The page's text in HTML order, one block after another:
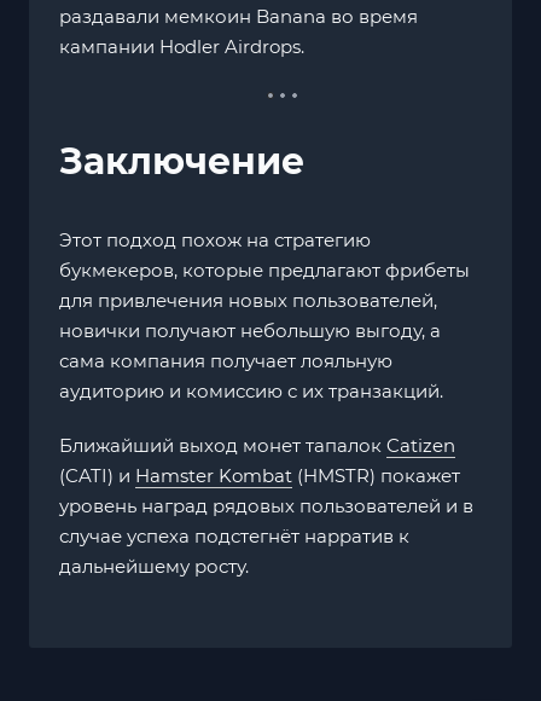
раздавали мемкоин Banana во время
кампании Hodler Airdrops.
Заключение
Этот подход похож на стратегию
букмекеров, которые предлагают фрибеты
для привлечения новых пользователей,
новички получают небольшую выгоду, а
сама компания получает лояльную
аудиторию и комиссию с их транзакций.
Ближайший выход монет тапалок Catizen
(CATI) и Hamster Kombat (HMSTR) покажет
уровень наград рядовых пользователей и в
случае успеха подстегнёт нарратив к
дальнейшему росту.